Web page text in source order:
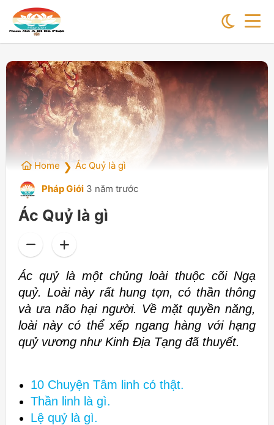
Home ❯ Ác Quỷ là gì
Pháp Giới 3 năm trước
Ác Quỷ là gì
Ác quỷ là một chủng loài thuộc cõi Ngạ
quỷ. Loài này rất hung tợn, có thần thông
và ưa não hại người. Về mặt quyền năng,
loài này có thể xếp ngang hàng với hạng
quỷ vương như Kinh Địa Tạng đã thuyết.
10 Chuyện Tâm linh có thật.
Thần linh là gì.
Lệ quỷ là gì.